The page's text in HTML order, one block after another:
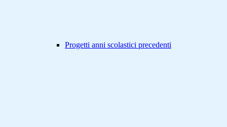
Progetti anni scolastici precedenti